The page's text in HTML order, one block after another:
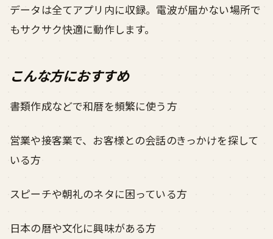
データは全てアプリ内に収録。電波が届かない場所で
もサクサク快適に動作します。
こんな方におすすめ
書類作成などで和暦を頻繁に使う方
営業や接客業で、お客様との会話のきっかけを探して
いる方
スピーチや朝礼のネタに困っている方
日本の暦や文化に興味がある方